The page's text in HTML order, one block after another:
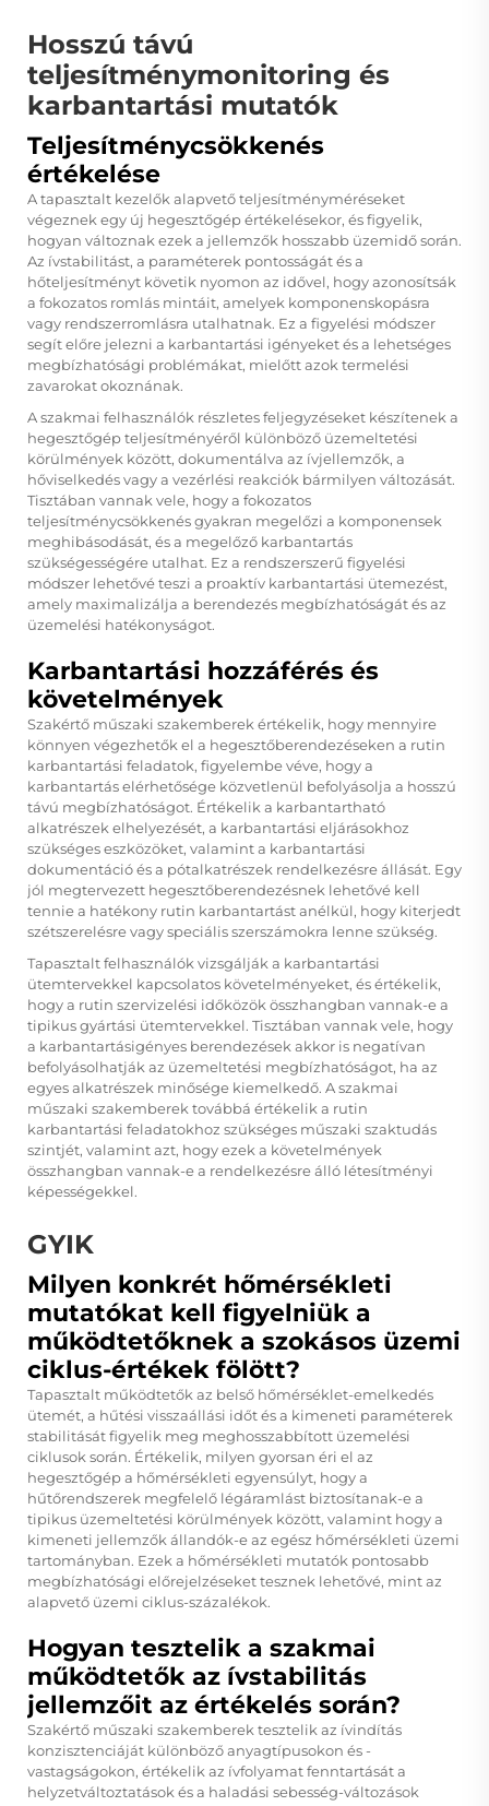
Hosszú távú
teljesítménymonitoring és
karbantartási mutatók
Teljesítménycsökkenés
értékelése
A tapasztalt kezelők alapvető teljesítményméréseket
végeznek egy új hegesztőgép értékelésekor, és figyelik,
hogyan változnak ezek a jellemzők hosszabb üzemidő során.
Az ívstabilitást, a paraméterek pontosságát és a
hőteljesítményt követik nyomon az idővel, hogy azonosítsák
a fokozatos romlás mintáit, amelyek komponenskopásra
vagy rendszerromlásra utalhatnak. Ez a figyelési módszer
segít előre jelezni a karbantartási igényeket és a lehetséges
megbízhatósági problémákat, mielőtt azok termelési
zavarokat okoznának.
A szakmai felhasználók részletes feljegyzéseket készítenek a
hegesztőgép teljesítményéről különböző üzemeltetési
körülmények között, dokumentálva az ívjellemzők, a
hőviselkedés vagy a vezérlési reakciók bármilyen változását.
Tisztában vannak vele, hogy a fokozatos
teljesítménycsökkenés gyakran megelőzi a komponensek
meghibásodását, és a megelőző karbantartás
szükségességére utalhat. Ez a rendszerszerű figyelési
módszer lehetővé teszi a proaktív karbantartási ütemezést,
amely maximalizálja a berendezés megbízhatóságát és az
üzemelési hatékonyságot.
Karbantartási hozzáférés és
követelmények
Szakértő műszaki szakemberek értékelik, hogy mennyire
könnyen végezhetők el a hegesztőberendezéseken a rutin
karbantartási feladatok, figyelembe véve, hogy a
karbantartás elérhetősége közvetlenül befolyásolja a hosszú
távú megbízhatóságot. Értékelik a karbantartható
alkatrészek elhelyezését, a karbantartási eljárásokhoz
szükséges eszközöket, valamint a karbantartási
dokumentáció és a pótalkatrészek rendelkezésre állását. Egy
jól megtervezett hegesztőberendezésnek lehetővé kell
tennie a hatékony rutin karbantartást anélkül, hogy kiterjedt
szétszerelésre vagy speciális szerszámokra lenne szükség.
Tapasztalt felhasználók vizsgálják a karbantartási
ütemtervekkel kapcsolatos követelményeket, és értékelik,
hogy a rutin szervizelési időközök összhangban vannak-e a
tipikus gyártási ütemtervekkel. Tisztában vannak vele, hogy
a karbantartásigényes berendezések akkor is negatívan
befolyásolhatják az üzemeltetési megbízhatóságot, ha az
egyes alkatrészek minősége kiemelkedő. A szakmai
műszaki szakemberek továbbá értékelik a rutin
karbantartási feladatokhoz szükséges műszaki szaktudás
szintjét, valamint azt, hogy ezek a követelmények
összhangban vannak-e a rendelkezésre álló létesítményi
képességekkel.
GYIK
Milyen konkrét hőmérsékleti
mutatókat kell figyelniük a
működtetőknek a szokásos üzemi
ciklus-értékek fölött?
Tapasztalt működtetők az belső hőmérséklet-emelkedés
ütemét, a hűtési visszaállási időt és a kimeneti paraméterek
stabilitását figyelik meg meghosszabbított üzemelési
ciklusok során. Értékelik, milyen gyorsan éri el az
hegesztőgép a hőmérsékleti egyensúlyt, hogy a
hűtőrendszerek megfelelő légáramlást biztosítanak-e a
tipikus üzemeltetési körülmények között, valamint hogy a
kimeneti jellemzők állandók-e az egész hőmérsékleti üzemi
tartományban. Ezek a hőmérsékleti mutatók pontosabb
megbízhatósági előrejelzéseket tesznek lehetővé, mint az
alapvető üzemi ciklus-százalékok.
Hogyan tesztelik a szakmai
működtetők az ívstabilitás
jellemzőit az értékelés során?
Szakértő műszaki szakemberek tesztelik az ívindítás
konzisztenciáját különböző anyagtípusokon és -
vastagságokon, értékelik az ívfolyamat fenntartását a
helyzetváltoztatások és a haladási sebesség-változások